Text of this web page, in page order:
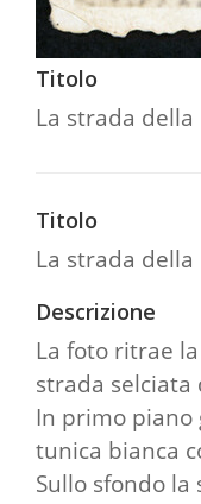
Titolo
La strada della
Titolo
La strada della
Descrizione
La foto ritrae
strada selciata
In primo piano
tunica bianca
Sullo sfondo la